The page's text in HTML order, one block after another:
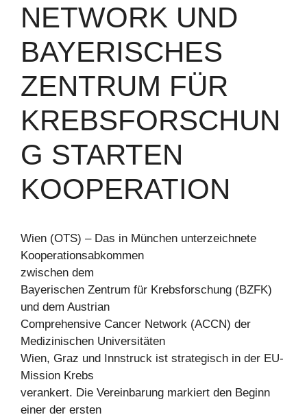
NETWORK UND
BAYERISCHES
ZENTRUM FÜR
KREBSFORSCHUN
G STARTEN
KOOPERATION
Wien (OTS) – Das in München unterzeichnete
Kooperationsabkommen
zwischen dem
Bayerischen Zentrum für Krebsforschung (BZFK)
und dem Austrian
Comprehensive Cancer Network (ACCN) der
Medizinischen Universitäten
Wien, Graz und Innstruck ist strategisch in der EU-
Mission Krebs
verankert. Die Vereinbarung markiert den Beginn
einer der ersten